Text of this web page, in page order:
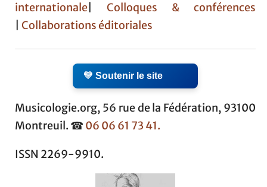
internationale
Colloques & conférences
Collaborations éditoriales
💛 Soutenir le site
Musicologie.org, 56 rue de la Fédération, 93100
Montreuil. ☎ 06 06 61 73 41.
ISSN 2269-9910.